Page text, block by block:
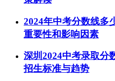
2024年中考分数线多
重要性和影响因素
深圳2024中考录取分
招生标准与趋势